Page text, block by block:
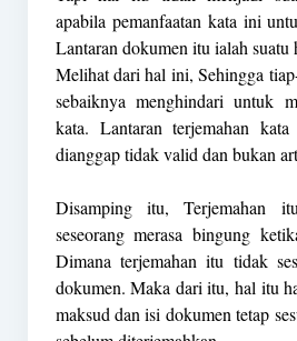
apabila pemanfaatan kata ini
Lantaran dokumen itu ialah suatu
Melihat dari hal ini, Sehingga
sebaiknya menghindari untuk
kata. Lantaran terjemahan
dianggap tidak valid dan bukan
Disamping itu, Terjemahan
seseorang merasa bingung
Dimana terjemahan itu tidak
dokumen. Maka dari itu, hal itu
maksud dan isi dokumen tetap